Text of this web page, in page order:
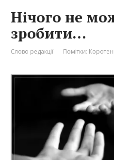
Нічого не
зробити…
Слово редакції Помітки: